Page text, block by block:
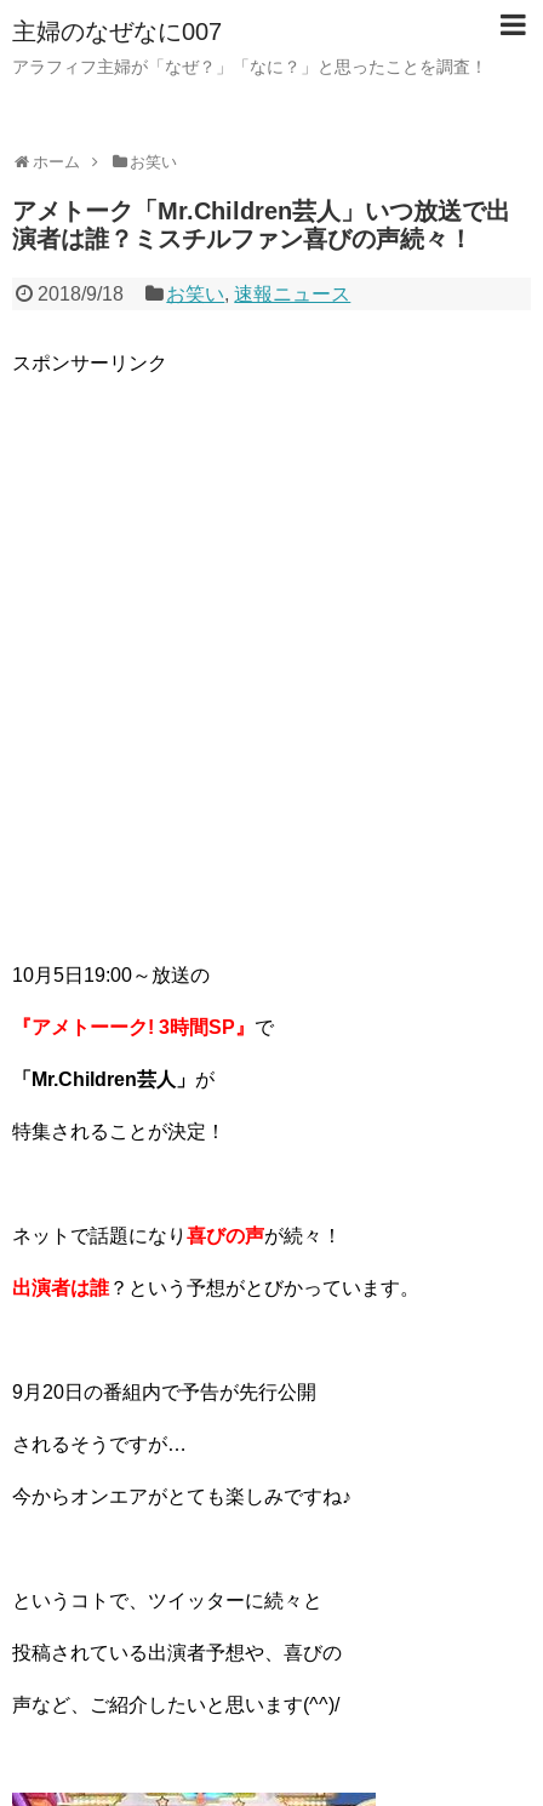
主婦のなぜなに007
アラフィフ主婦が「なぜ？」「なに？」と思ったことを調査！
ホーム お笑い
アメトーク「Mr.Children芸人」いつ放送で出
演者は誰？ミスチルファン喜びの声続々！
2018/9/18 お笑い,速報ニュース
スポンサーリンク
10月5日19:00～放送の
『アメトーーク! 3時間SP』 で
「Mr.Children芸人」 が
特集されることが決定！
ネットで話題になり 喜びの声が続々！
出演者は誰 ？という予想がとびかっています。
9月20日の番組内で予告が先行公開
されるそうですが…
今からオンエアがとても楽しみですね♪
というコトで、ツイッターに続々と
投稿されている出演者予想や、喜びの
声など、ご紹介したいと思います(^^)/